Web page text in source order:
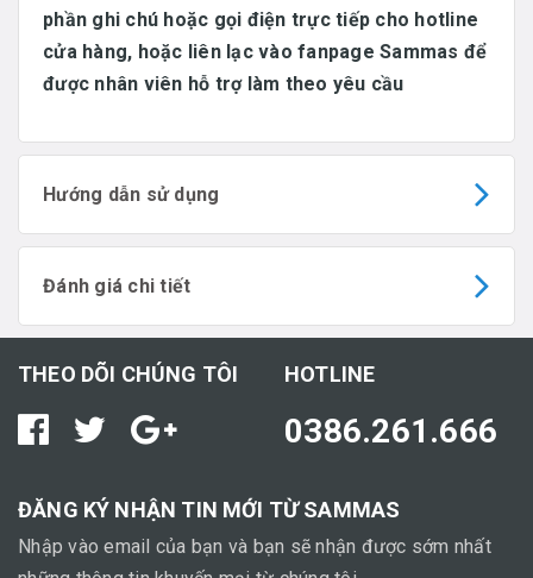
phần ghi chú hoặc gọi điện trực tiếp cho hotline
cửa hàng, hoặc liên lạc vào fanpage Sammas để
được nhân viên hỗ trợ làm theo yêu cầu
Hướng dẫn sử dụng
Đánh giá chi tiết
THEO DÕI CHÚNG TÔI HOTLINE
0386.261.666
ĐĂNG KÝ NHẬN TIN MỚI TỪ SAMMAS
Nhập vào email của bạn và bạn sẽ nhận được sớm nhất